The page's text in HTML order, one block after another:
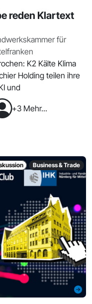
reden Klartext
für
K2 Kälte Klima
Holding teilen ihre
und
+3 Mehr...
Business & Trade